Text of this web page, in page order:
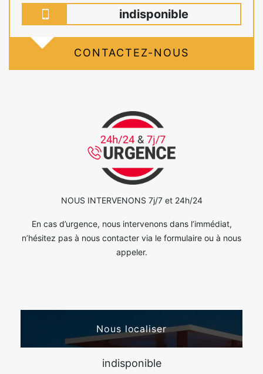
indisponible
CONTACTEZ-NOUS
NOUS INTERVENONS 7j/7 et 24h/24
En cas d’urgence, nous intervenons dans l’immédiat,
n’hésitez pas à nous contacter via le formulaire ou à nous
appeler.
Nous localiser
indisponible